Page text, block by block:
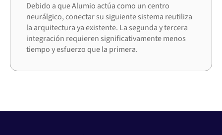
Debido a que Alumio actúa como un centro
neurálgico, conectar su siguiente sistema reutiliza
la arquitectura ya existente. La segunda y tercera
integración requieren significativamente menos
tiempo y esfuerzo que la primera.